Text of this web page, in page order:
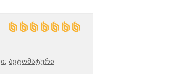
ავტომატური